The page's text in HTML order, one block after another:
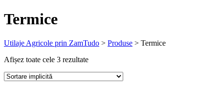
Termice
Utilaje Agricole prin ZamTudo > Produse > Termice
Afișez toate cele 3 rezultate